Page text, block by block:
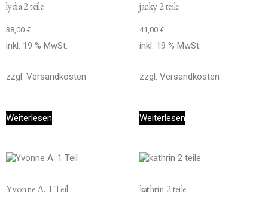
lydia 2 teile
38,00 €
inkl. 19 % MwSt.
zzgl. Versandkosten
Weiterlesen
jacky 2 teile
41,00 €
inkl. 19 % MwSt.
zzgl. Versandkosten
Weiterlesen
Yvonne A. 1 Teil kathrin 2 teile